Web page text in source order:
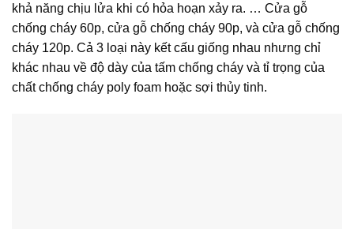
khả năng chịu lửa khi có hỏa hoạn xảy ra. … Cửa gỗ
chống cháy 60p, cửa gỗ chống cháy 90p, và cửa gỗ chống
cháy 120p. Cả 3 loại này kết cấu giống nhau nhưng chỉ
khác nhau về độ dày của tấm chống cháy và tỉ trọng của
chất chống cháy poly foam hoặc sợi thủy tinh.